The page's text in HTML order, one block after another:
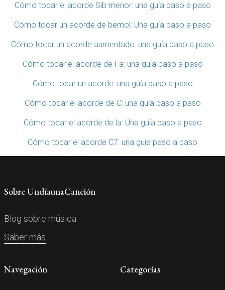
Cómo tocar el acorde Sib menor: una guía paso a paso
Cómo tocar un acorde de bemol: Una guía paso a paso
Cómo tocar un acorde aumentado: una guía paso a paso
Cómo tocar el acorde de Fa: una guía paso a paso
Cómo tocar un acorde: una guía paso a paso
Cómo tocar el acorde de C: una guía paso a paso
Cómo tocar el acorde de la: Una guía paso a paso
Cómo tocar el acorde C7: una guía paso a paso
Sobre UndíaunaCanción
Blog sobre música.
Saber más
Navegación Categorías